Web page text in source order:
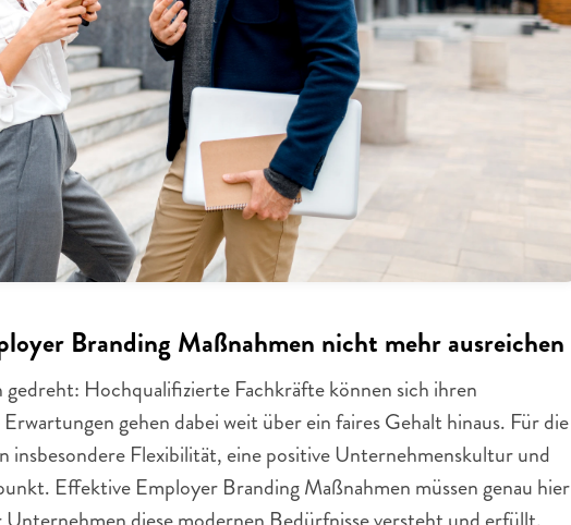
Branding Maßnahmen nicht mehr ausreichen
gedreht: Hochqualifizierte Fachkräfte können sich ihren
gehen dabei weit über ein faires Gehalt hinaus. Für die
insbesondere Flexibilität, eine positive Unternehmenskultur und
Effektive Employer Branding Maßnahmen müssen genau hier